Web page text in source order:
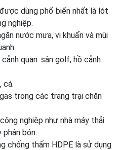
được dùng phổ biến nhất là lót
nghiệp.
nước mưa, vi khuẩn và mùi
quan: sân golf, hồ cảnh
cá.
trong các trang trại chăn
nghiệp như nhà máy thải
phân bón.
chống thấm HDPE là sử dụng